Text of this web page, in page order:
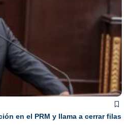
en el PRM y llama a cerrar filas